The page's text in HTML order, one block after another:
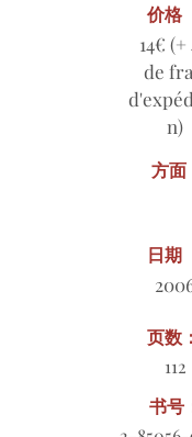
价格
14€ (+
de
n)
方面
日期
页数：
112
书号